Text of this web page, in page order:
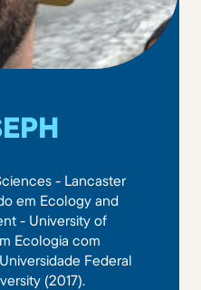
- Lancaster
em Ecology and
- University of
Ecologia com
Federal
(2017).